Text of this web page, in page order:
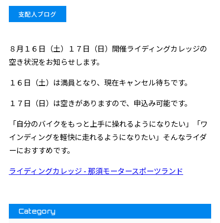
支配人ブログ
８月１６日（土）１７日（日）開催ライディングカレッジの
空き状況をお知らせします。
１６日（土）は満員となり、現在キャンセル待ちです。
１７日（日）は空きがありますので、申込み可能です。
「自分のバイクをもっと上手に操れるようになりたい」「ワ
インディングを軽快に走れるようになりたい」そんなライダ
ーにおすすめです。
ライディングカレッジ - 那須モータースポーツランド
Category